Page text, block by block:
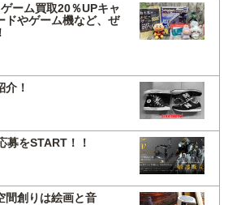
ーム買取20％UPキャ
ドやゲーム機など、ぜ
介！
募をSTART！！
創りは絵画と音